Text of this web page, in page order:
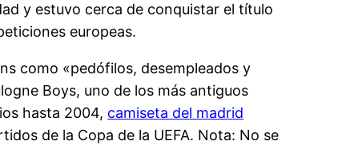
y estuvo cerca de conquistar el título
europeas.
como «pedófilos, desempleados y
Boys, uno de los más antiguos
hasta 2004, camiseta del madrid
de la Copa de la UEFA. Nota: No se